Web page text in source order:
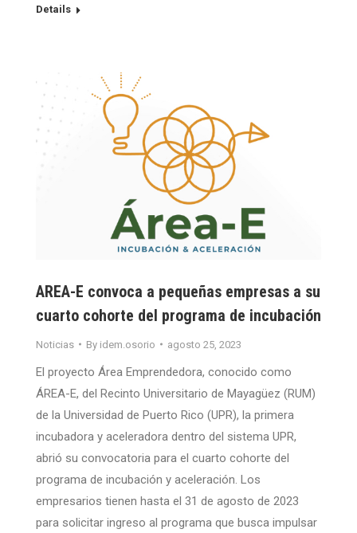
Details
AREA-E convoca a pequeñas empresas a su
cuarto cohorte del programa de incubación
Noticias By idem.osorio agosto 25, 2023
El proyecto Área Emprendedora, conocido como
ÁREA-E, del Recinto Universitario de Mayagüez (RUM)
de la Universidad de Puerto Rico (UPR), la primera
incubadora y aceleradora dentro del sistema UPR,
abrió su convocatoria para el cuarto cohorte del
programa de incubación y aceleración. Los
empresarios tienen hasta el 31 de agosto de 2023
para solicitar ingreso al programa que busca impulsar